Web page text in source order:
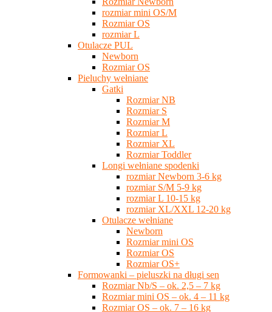
rozmiar mini OS/M
Rozmiar OS
rozmiar L
Otulacze PUL
Newborn
Rozmiar OS
Pieluchy wełniane
Gatki
Rozmiar NB
Rozmiar S
Rozmiar M
Rozmiar L
Rozmiar XL
Rozmiar Toddler
Longi wełniane spodenki
rozmiar Newborn 3-6 kg
rozmiar S/M 5-9 kg
rozmiar L 10-15 kg
rozmiar XL/XXL 12-20 kg
Otulacze wełniane
Newborn
Rozmiar mini OS
Rozmiar OS
Rozmiar OS+
Formowanki – pieluszki na długi sen
Rozmiar Nb/S – ok. 2,5 – 7 kg
Rozmiar mini OS – ok. 4 – 11 kg
Rozmiar OS – ok. 7 – 16 kg